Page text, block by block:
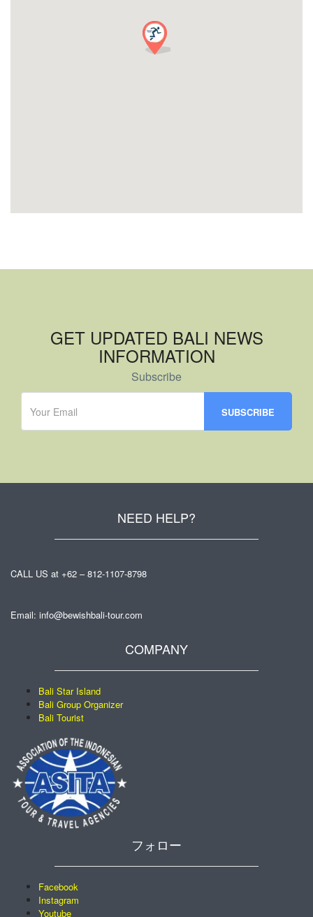
GET UPDATED BALI NEWS
INFORMATION
Subscribe
NEED HELP?
CALL US at +62 – 812-1107-8798
Email: info@bewishbali-tour.com
COMPANY
Bali Star Island
Bali Group Organizer
Bali Tourist
フォロー
Facebook
Instagram
Youtube